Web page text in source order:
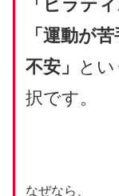
「ピラテ
「運動が
不安」 と
択です。
なぜなら、